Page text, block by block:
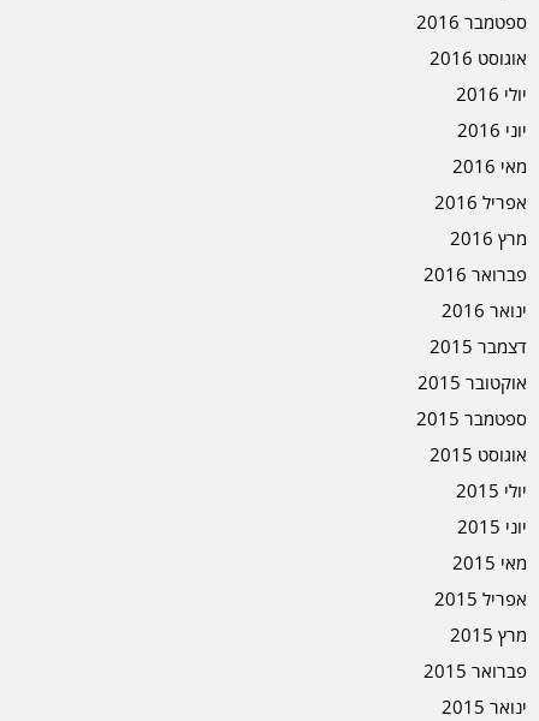
ספטמבר 2016
אוגוסט 2016
יולי 2016
יוני 2016
מאי 2016
אפריל 2016
מרץ 2016
פברואר 2016
ינואר 2016
דצמבר 2015
אוקטובר 2015
ספטמבר 2015
אוגוסט 2015
יולי 2015
יוני 2015
מאי 2015
אפריל 2015
מרץ 2015
פברואר 2015
ינואר 2015